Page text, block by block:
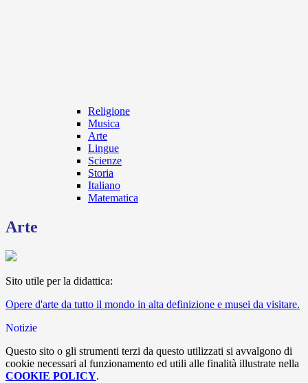
Religione
Musica
Arte
Lingue
Scienze
Storia
Italiano
Matematica
Arte
Sito utile per la didattica:
Opere d'arte da tutto il mondo in alta definizione e musei da visitare.
Notizie
Questo sito o gli strumenti terzi da questo utilizzati si avvalgono di
cookie necessari al funzionamento ed utili alle finalità illustrate nella
COOKIE POLICY.